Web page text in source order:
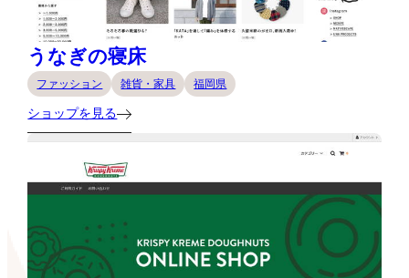
うなぎの寝床
ファッション 雑貨・家具 福岡県
ショップを見る